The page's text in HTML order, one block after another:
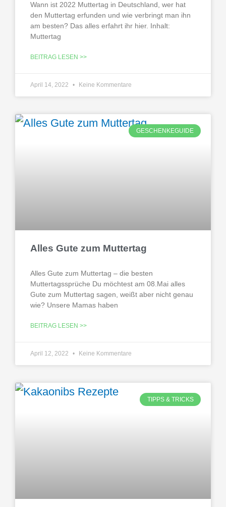
Wann ist 2022 Muttertag in Deutschland, wer hat
den Muttertag erfunden und wie verbringt man ihn
am besten? Das alles erfahrt ihr hier. Inhalt:
Muttertag
BEITRAG LESEN >>
April 14, 2022 Keine Kommentare
GESCHENKEGUIDE
Alles Gute zum Muttertag
Alles Gute zum Muttertag – die besten
Muttertagssprüche Du möchtest am 08.Mai alles
Gute zum Muttertag sagen, weißt aber nicht genau
wie? Unsere Mamas haben
BEITRAG LESEN >>
April 12, 2022 Keine Kommentare
TIPPS & TRICKS